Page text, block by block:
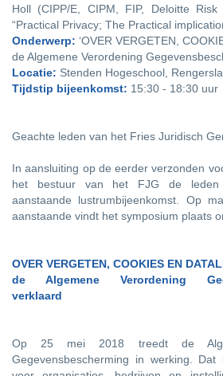
Holl (CIPP/E, CIPM, FIP, Deloitte Risk
“Practical Privacy; The Practical
Onderwerp: ‘OVER VERGETEN,
de Algemene Verordening
Locatie: Stenden Hogeschool,
Tijdstip bijeenkomst: 15:30 - 18:30 uur
Geachte leden van het Fries Juridisch
In aansluiting op de eerder verzonden
het bestuur van het FJG de
aanstaande lustrumbijeenkomst. Op
aanstaande vindt het symposium plaats
OVER VERGETEN, COOKIES EN
de Algemene Verordening
verklaard
Op 25 mei 2018 treedt de
Gegevensbescherming in werking.